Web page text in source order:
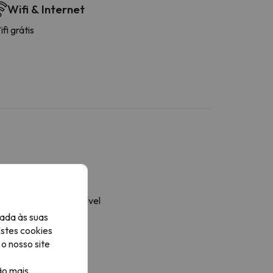
Wifi & Internet
grátis
de cama disponível
disponíveis
final
diária
às suas
cookies
nosso site
mais